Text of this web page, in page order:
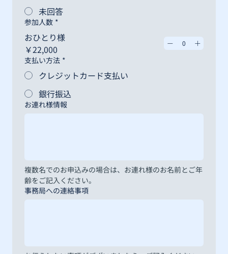
未回答
参加人数 *
おひとり様
￥22,000
支払い方法 *
クレジットカード支払い
銀行振込
お連れ様情報
複数名でのお申込みの場合は、お連れ様のお名前とご年
齢をご記入ください。
事務局への連絡事項